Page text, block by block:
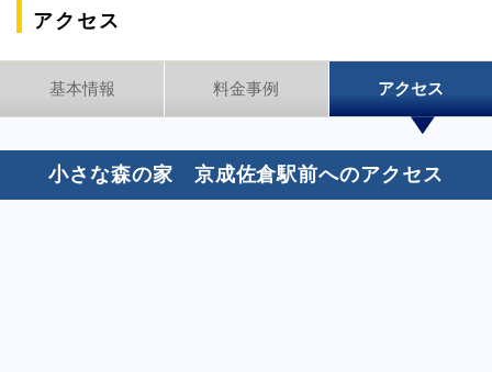
アクセス
基本情報 料金事例 アクセス
小さな森の家 京成佐倉駅前へのアクセス